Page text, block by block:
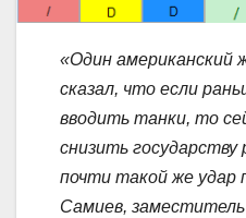
«Один американский
сказал, что если
вводить танки, то
снизить
почти такой же удар
Самиев, заместитель